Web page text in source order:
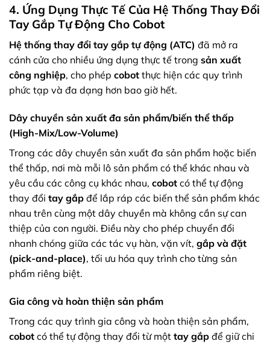
4. Ứng Dụng Thực Tế Của Hệ Thống Thay Đổi
Tay Gắp Tự Động Cho Cobot
Hệ thống thay đổi tay gắp tự động (ATC) đã mở ra
cánh cửa cho nhiều ứng dụng thực tế trong sản xuất
công nghiệp, cho phép cobot thực hiện các quy trình
phức tạp và đa dạng hơn bao giờ hết.
Dây chuyền sản xuất đa sản phẩm/biến thể thấp
(High-Mix/Low-Volume)
Trong các dây chuyền sản xuất đa sản phẩm hoặc biến
thể thấp, nơi mà mỗi lô sản phẩm có thể khác nhau và
yêu cầu các công cụ khác nhau, cobot có thể tự động
thay đổi tay gắp để lắp ráp các biến thể sản phẩm khác
nhau trên cùng một dây chuyền mà không cần sự can
thiệp của con người. Điều này cho phép chuyển đổi
nhanh chóng giữa các tác vụ hàn, vặn vít, gắp và đặt
(pick-and-place), tối ưu hóa quy trình cho từng sản
phẩm riêng biệt.
Gia công và hoàn thiện sản phẩm
Trong các quy trình gia công và hoàn thiện sản phẩm,
cobot có thể tự động thay đổi từ một tay gắp để giữ chi